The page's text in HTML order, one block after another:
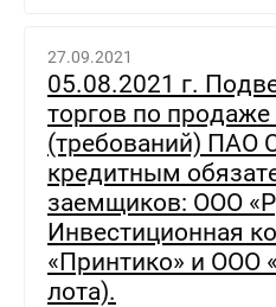
27.09.2021
05.08.2021 г.
торгов по продаже
(требований) ПАО
кредитным
заемщиков: ООО
Инвестиционная
«Принтико» и ООО
лота).